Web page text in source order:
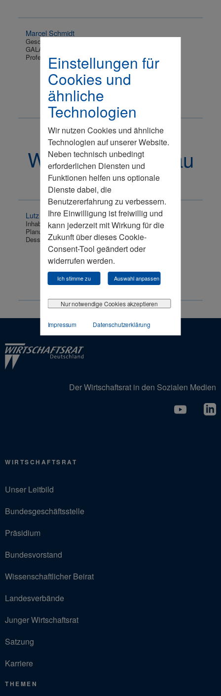
Einstellungen für
Cookies und
ähnliche
Technologien
Wir nutzen Cookies und ähnliche
Technologien auf unserer Website.
Neben technisch unbedingt
erforderlichen Diensten und
Funktionen helfen uns optionale
Dienste dabei, die
Benutzererfahrung zu verbessern.
Ihre Einwilligung ist freiwillig und
kann jederzeit mit Wirkung für die
Zukunft über dieses Cookie-
Consent-Tool geändert oder
widerrufen werden.
Ich stimme zu Auswahl anpassen
Nur notwendige Cookies akzeptieren
Impressum Datenschutzerklärung
Marcel Schmidt
Geschäftsführer
GALA-MIBRAG-Service GmbH
Profen
Wittenberg/Dessau
Lutz Mehlhase
Inhaber
Planungsbüro Lutz Mehlhase
Dessau
Der Wirtschaftsrat in den Sozialen Medien
WIRTSCHAFTSRAT
Unser Leitbild
Bundesgeschäftsstelle
Präsidium
Bundesvorstand
Wissenschaftlicher Beirat
Landesverbände
Junger Wirtschaftsrat
Satzung
Karriere
THEMEN